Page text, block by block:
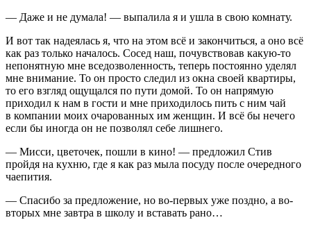
— Даже и не думала! — выпалила я и ушла в свою комнату.
И вот так надеялась я, что на этом всё и закончиться, а оно всё
как раз только началось. Сосед наш, почувствовав какую-то
непонятную мне вседозволенность, теперь постоянно уделял
мне внимание. То он просто следил из окна своей квартиры,
то его взгляд ощущался по пути домой. То он напрямую
приходил к нам в гости и мне приходилось пить с ним чай
в компании моих очарованных им женщин. И всё бы нечего
если бы иногда он не позволял себе лишнего.
— Мисси, цветочек, пошли в кино! — предложил Стив
пройдя на кухню, где я как раз мыла посуду после очередного
чаепития.
— Спасибо за предложение, но во-первых уже поздно, а во-
вторых мне завтра в школу и вставать рано…